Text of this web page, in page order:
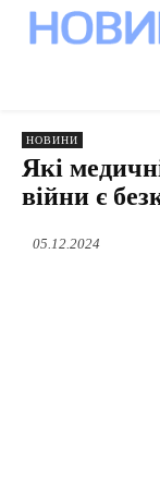
НОВИНИ
Які
війни є
05.12.2024